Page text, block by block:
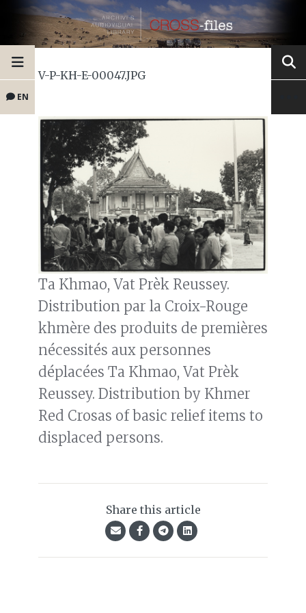
EN
V-P-KH-E-00047.JPG
Ta Khmao, Vat Prèk Reussey.
Distribution par la Croix-Rouge
khmère des produits de premières
nécessités aux personnes
déplacées Ta Khmao, Vat Prèk
Reussey. Distribution by Khmer
Red Crosas of basic relief items to
displaced persons.
Share this article